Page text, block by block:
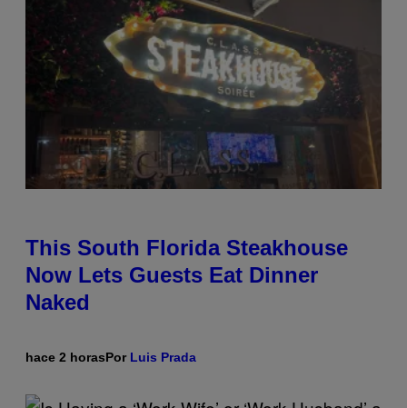
This South Florida Steakhouse
Now Lets Guests Eat Dinner
Naked
hace 2 horasPor Luis Prada